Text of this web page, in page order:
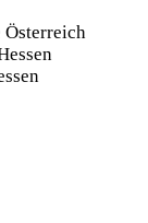
Österreich